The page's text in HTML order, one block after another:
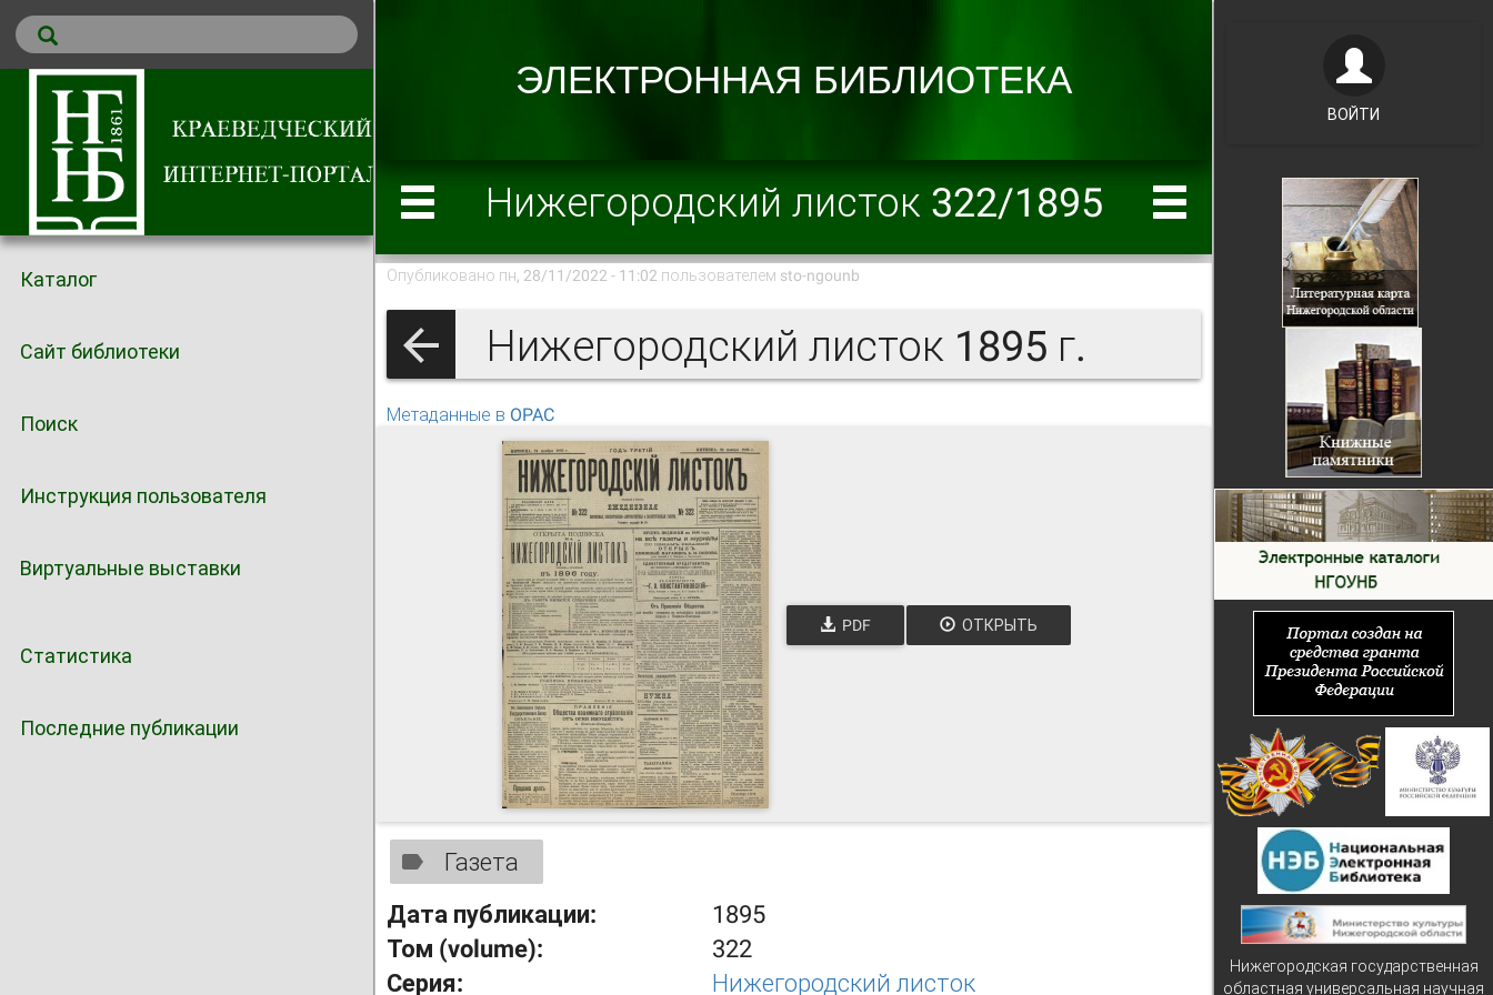
Каталог
Сайт библиотеки
Поиск
Инструкция пользователя
Виртуальные выставки
Статистика
Последние публикации
Нижегородский листок 322/1895
Опубликовано пн, 28/11/2022 - 11:02 пользователем sto-ngounb
Нижегородский листок 1895 г.
Метаданные в OPAC
PDF ОТКРЫТЬ
Газета
Дата публикации:
1895
Том (volume):
322
Серия:
Нижегородский листок
ВОЙТИ
Нижегородская государственная
областная универсальная научная